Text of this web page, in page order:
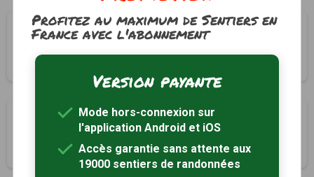
L'Arbret
1h00
Chaussitre
Saint-Régis-du-Coin, Loire (42)
13 km Tracé GPS
Profitez au maximum de Sentiers en
France avec l'abonnement
Version payante
Mode hors-connexion sur
l'application Android et iOS
Accès garantie sans attente aux
19000 sentiers de randonnées